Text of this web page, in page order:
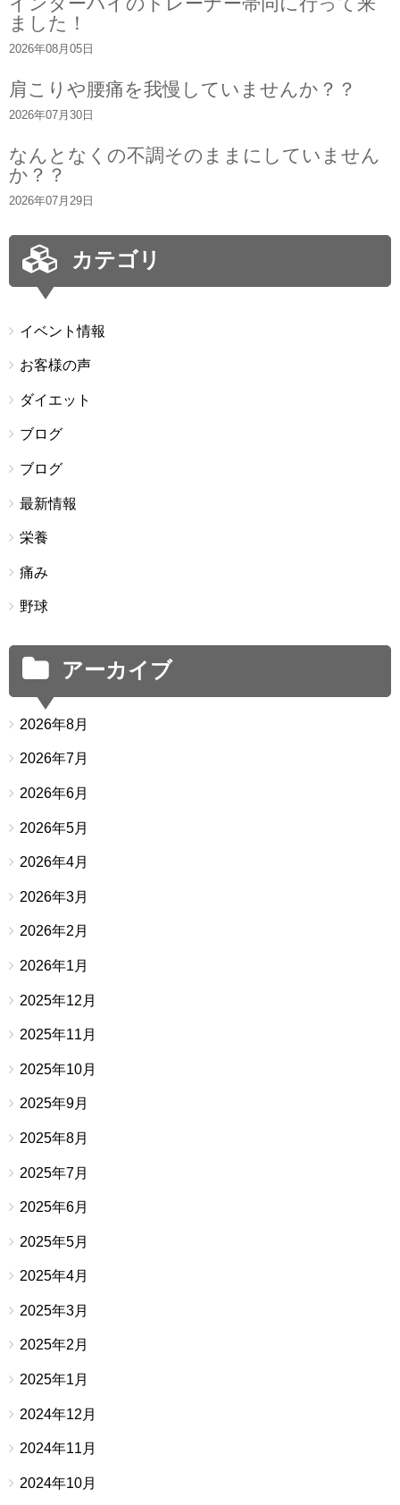
ました！
2026年08月05日
肩こりや腰痛を我慢していませんか？？
2026年07月30日
なんとなくの不調そのままにしていません
か？？
2026年07月29日
カテゴリ
イベント情報
お客様の声
ダイエット
ブログ
ブログ
最新情報
栄養
痛み
野球
アーカイブ
2026年8月
2026年7月
2026年6月
2026年5月
2026年4月
2026年3月
2026年2月
2026年1月
2025年12月
2025年11月
2025年10月
2025年9月
2025年8月
2025年7月
2025年6月
2025年5月
2025年4月
2025年3月
2025年2月
2025年1月
2024年12月
2024年11月
2024年10月